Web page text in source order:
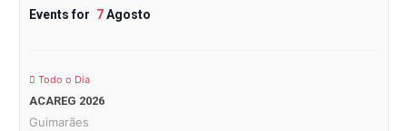
Events for 7Agosto
Todo o Dia
ACAREG 2026
Guimarães